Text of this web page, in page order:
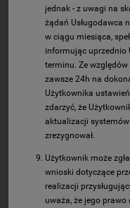
jednak - z uwagi na
żądań Usługodawca
w ciągu miesiąca,
informując uprzednio
terminu. Ze
zawsze 24h na
Użytkownika
zdarzyć, że
aktualizacji
zrezygnował.
Użytkownik może
wnioski dotyczące
realizacji
uważa, że jego